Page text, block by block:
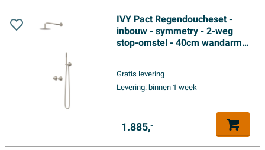
IVY Pact Regendoucheset -
inbouw - symmetry - 2-weg
stop-omstel - 40cm wandarm -
doucheslang - 3-standen
handdouche - Geborsteld
Gratis levering
Levering:binnen 1 week
1.885,-